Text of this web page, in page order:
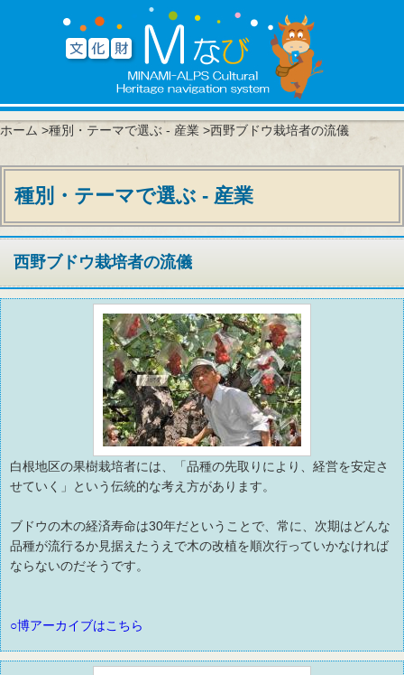
ホーム >種別・テーマで選ぶ - 産業 >西野ブドウ栽培者の流儀
種別・テーマで選ぶ - 産業
西野ブドウ栽培者の流儀
白根地区の果樹栽培者には、「品種の先取りにより、経営を安定さ
せていく」という伝統的な考え方があります。
ブドウの木の経済寿命は30年だということで、常に、次期はどんな
品種が流行るか見据えたうえで木の改植を順次行っていかなければ
ならないのだそうです。
○博アーカイブはこちら